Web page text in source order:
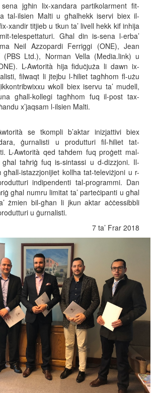
jgħin lix-xandara partikolarment fit-
tal-ilsien Malti u għalhekk iservi biex il-
xandir titjieb u tkun ta’ livell hekk kif inhija
telespettaturi. Għal din is-sena l-erba’
Neil Azzopardi Ferriggi (ONE), Jean
(PBS Ltd.), Norman Vella (Media.link) u
L-Awtorità hija fiduċjuża li dawn ix-
filwaqt li jtejbu l-ħiliet tagħhom fl-użu
wkoll biex iservu ta’ mudell,
għall-kollegi tagħhom fuq il-post tax-
x’jaqsam l-ilsien Malti.
se tkompli b’aktar inizjattivi biex
ġurnalisti u produtturi fil-ħiliet tat-
L-Awtorità qed taħdem fuq proġett mal-
għal taħriġ fuq is-sintassi u d-dizzjoni. Il-
istazzjonijiet kollha tat-televiżjoni u r-
indipendenti tal-programmi. Dan
għal numru limitat ta’ parteċipanti u għal
żmien bil-għan li jkun aktar aċċessibbli
u ġurnalisti.
7 ta’ Frar 2018